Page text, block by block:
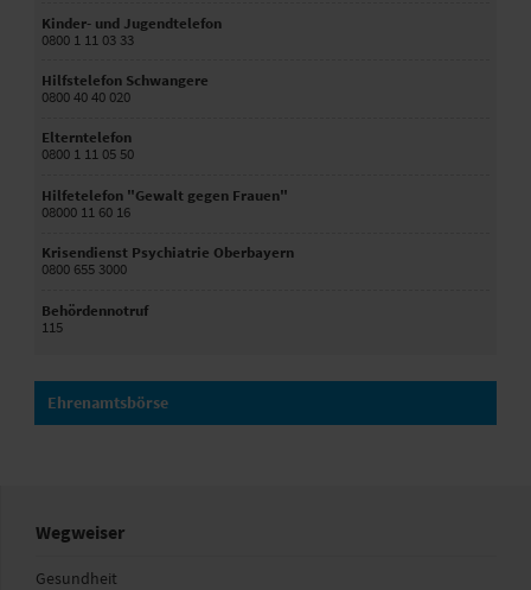
Kinder- und Jugendtelefon
0800 1 11 03 33
Hilfstelefon Schwangere
0800 40 40 020
Elterntelefon
0800 1 11 05 50
Hilfetelefon "Gewalt gegen Frauen"
08000 11 60 16
Krisendienst Psychiatrie Oberbayern
0800 655 3000
Behördennotruf
115
Ehrenamtsbörse
Wegweiser
Gesundheit